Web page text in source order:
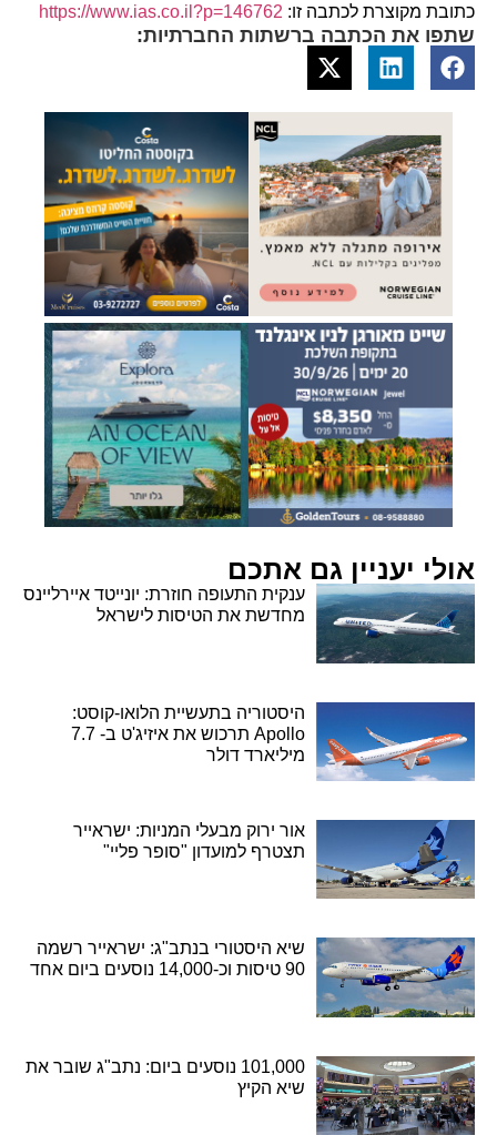
כתובת מקוצרת לכתבה זו: https://www.ias.co.il?p=146762
שתפו את הכתבה ברשתות החברתיות:
אולי יעניין גם אתכם
ענקית התעופה חוזרת: יונייטד איירליינס
מחדשת את הטיסות לישראל
היסטוריה בתעשיית הלואו-קוסט:
Apollo תרכוש את איזיג'ט ב- 7.7
מיליארד דולר
אור ירוק מבעלי המניות: ישראייר
תצטרף למועדון "סופר פליי"
שיא היסטורי בנתב"ג: ישראייר רשמה
90 טיסות וכ-14,000 נוסעים ביום אחד
101,000 נוסעים ביום: נתב"ג שובר את
שיא הקיץ